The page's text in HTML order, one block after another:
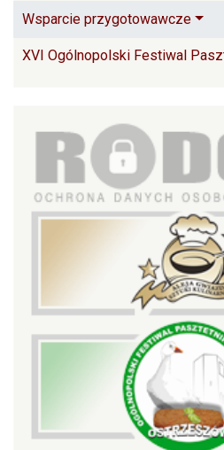
Wsparcie przygotowawcze
XVI Ogólnopolski Festiwal